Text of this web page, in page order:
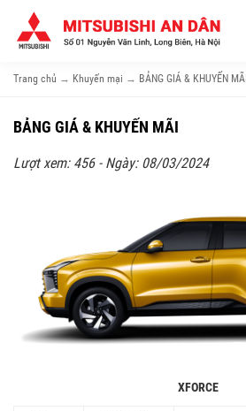
Trang chủ → Khuyến mại → BẢNG GIÁ & KHUYẾN MÃI
BẢNG GIÁ & KHUYẾN MÃI
Lượt xem: 456 - Ngày: 08/03/2024
XFORCE